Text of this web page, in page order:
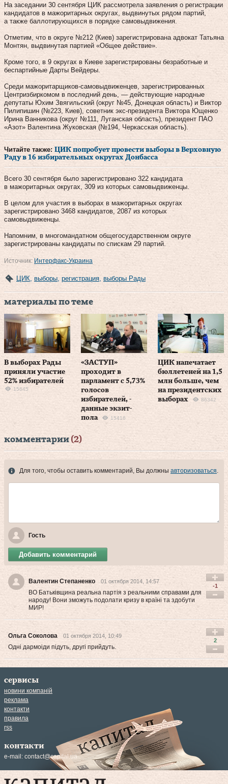
На заседании 30 сентября ЦИК рассмотрела заявления о регистрации
кандидатов в мажоритарных округах, выдвинутых рядом партий,
а также баллотирующихся в порядке самовыдвижения.
Отметим, что в округе №212 (Киев) зарегистрирована адвокат Татьяна
Монтян, выдвинутая партией «Общее действие».
Кроме того, в 9 округах в Киеве зарегистрированы безработные и
беспартийные Дарты Вейдеры.
Среди мажоритарщиков-самовыдвиженцев, зарегистрированных
Центризбиркомом в последний день, — действующие народные
депутаты Юхим Звягильский (округ №45, Донецкая область) и Виктор
Пилипишин (№223, Киев), советник экс-президента Виктора Ющенко
Ирина Ванникова (округ №111, Луганская область), президент ПАО
«Азот» Валентина Жуковская (№194, Черкасская область).
Читайте также: ЦИК попробует провести выборы в Верховную
Раду в 16 избирательных округах Донбасса
Всего 30 сентября было зарегистрировано 322 кандидата
в мажоритарных округах, 309 из которых самовыдвиженцы.
В целом для участия в выборах в мажоритарных округах
зарегистрировано 3468 кандидатов, 2087 из которых
самовыдвиженцы.
Напомним, в многомандатном общегосударственном округе
зарегистрированы кандидаты по спискам 29 партий.
Источник: Интерфакс-Украина
ЦИК выборы регистрация выборы Рады
материалы по теме
В выборах Рады
приняли участие
52% избирателей
15645
«ЗАСТУП»
проходит в
парламент с 5,73%
голосов
избирателей, -
данные экзит-
пола
15416
ЦИК напечатает
бюллетеней на 1,5
млн больше, чем
на президентских
выборах
86342
комментарии (2)
Для того, чтобы оставить комментарий, Вы должны авторизоваться.
Гость
Добавить комментарий
Валентин Степаненко 01 октября 2014, 14:57
ВО Батьківщина реальна партія з реальними справами для
народу! Вони зможуть подолати кризу в країні та здобути
МИР!
-1
Ольга Соколова 01 октября 2014, 10:49
Одні дармоіди підуть, другі прийдуть.
2
сервисы
новини компаній
реклама
контакти
правила
rss
контакти
e-mail: contact@capital.ua